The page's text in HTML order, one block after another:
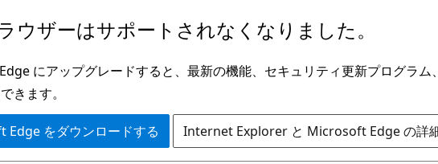
ウザーはサポートされなくなりました。
にアップグレードすると、最新の機能、セキュリティ更新プログラム
きます。
Edge をダウンロードする Internet Explorer と Microsoft Edge の詳